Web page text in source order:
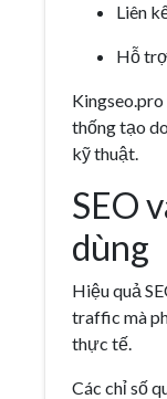
Liên
Hỗ
thống tạo
kỹ thuật.
SEO
dùng
Hiệu quả
traffic mà
thực tế.
Các chỉ số